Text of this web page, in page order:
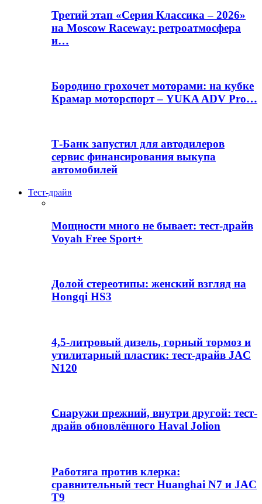
Третий этап «Серия Классика – 2026»
на Moscow Raceway: ретроатмосфера
и…
Бородино грохочет моторами: на кубке
Крамар моторспорт – YUKA ADV Pro…
Т-Банк запустил для автодилеров
сервис финансирования выкупа
автомобилей
Тест-драйв
Мощности много не бывает: тест-драйв
Voyah Free Sport+
Долой стереотипы: женский взгляд на
Hongqi HS3
4,5-литровый дизель, горный тормоз и
утилитарный пластик: тест-драйв JAC
N120
Снаружи прежний, внутри другой: тест-
драйв обновлённого Haval Jolion
Работяга против клерка:
сравнительный тест Huanghai N7 и JAC
T9